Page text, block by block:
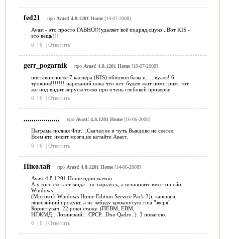
fed21 про Avast! 4.8.1201 Home[14-07-2008]
Avast - это просто ГАВНО!!!удаляет всё подряд,сцуко...Вот KIS -
это вещь!!!
6
| 6 | Ответить
gerr_pogarnik про Avast! 4.8.1201 Home[10-07-2008]
поставил после 7 каспера (KIS) обновил базы и..... вуаля! 6
троянов!!!!!!! нареканий пока что нет. будем жит помотрим. тот
же нод видит вирусы толко при очень глубокой проверке.
6
| 6 | Ответить
,,,,,,......,,,,,, про Avast! 4.8.1201 Home[16-06-2008]
Паграма полная Фиг.. ,Скачал ее и чуть Вындовс не слетел.
Всем кто имеит мозги,не качайте Аваст.
6
| 6 | Ответить
Ніколай про Avast! 4.8.1201 Home[14-06-2008]
Avast 4.8.1201 Home однозначно.
А у кого слєтаєт вінда - нє парьтєсь, а встановітє вмєсто нєйо
Windows.
(Microsoft Windows Home Edition Service Pack 3)і, канєшна,
ліцензійний продукт, а нє лабуду кряканутую тіпа "звєря".
Користувач. 22 роки стажу. (ПЕВМ, ЕВМ,
НГЖМД,..Лозинский... СРСР...Duo Qadro..). З повагою.
6
| 6 | Ответить